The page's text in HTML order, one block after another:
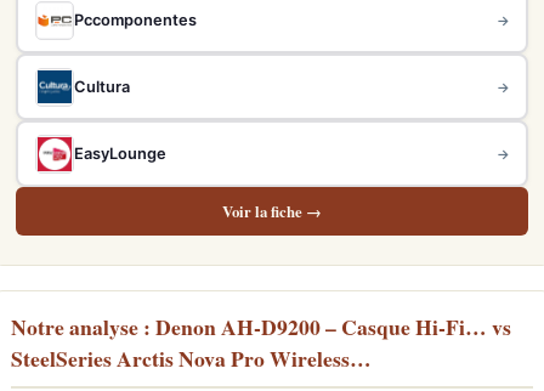
Pccomponentes →
Cultura →
EasyLounge →
Voir la fiche →
Notre analyse : Denon AH-D9200 – Casque Hi-Fi… vs
SteelSeries Arctis Nova Pro Wireless…